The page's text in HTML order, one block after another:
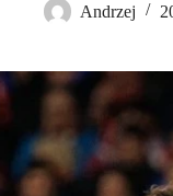
Andrzej